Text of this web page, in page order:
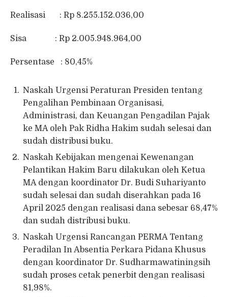
Realisasi : Rp 8.255.152.036,00
Sisa : Rp 2.005.948.964,00
Persentase : 80,45%
Naskah Urgensi Peraturan Presiden tentang
Pengalihan Pembinaan Organisasi,
Administrasi, dan Keuangan Pengadilan Pajak
ke MA oleh Pak Ridha Hakim sudah selesai dan
sudah distribusi buku.
Naskah Kebijakan mengenai Kewenangan
Pelantikan Hakim Baru dilakukan oleh Ketua
MA dengan koordinator Dr. Budi Suhariyanto
sudah selesai dan sudah diserahkan pada 16
April 2025 dengan realisasi dana sebesar 68,47%
dan sudah distribusi buku.
Naskah Urgensi Rancangan PERMA Tentang
Peradilan In Absentia Perkara Pidana Khusus
dengan koordinator Dr. Sudharmawatiningsih
sudah proses cetak penerbit dengan realisasi
81,98%.